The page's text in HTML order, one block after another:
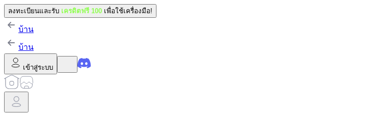
ลงทะเบียนและรับ เครดิตฟรี 100 เพื่อใช้เครื่องมือ!
บ้าน
บ้าน
เข้าสู่ระบบ